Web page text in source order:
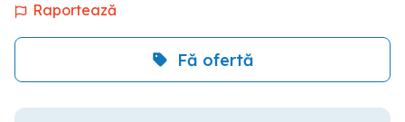
Raportează
Fă ofertă